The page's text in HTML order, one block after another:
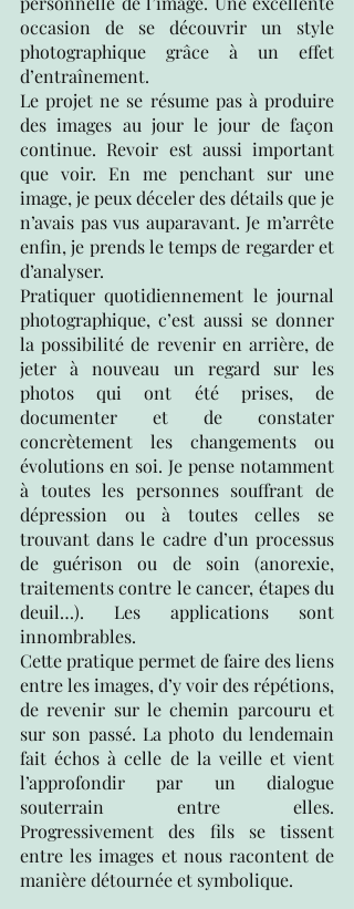
occasion de se découvrir un style
photographique grâce à un effet
d’entraînement.
Le projet ne se résume pas à produire
des images au jour le jour de façon
continue. Revoir est aussi important
que voir. En me penchant sur une
image, je peux déceler des détails que je
n’avais pas vus auparavant. Je m’arrête
enfin, je prends le temps de regarder et
d’analyser.
Pratiquer quotidiennement le journal
photographique, c’est aussi se donner
la possibilité de revenir en arrière, de
jeter à nouveau un regard sur les
photos qui ont été prises, de
documenter et de constater
concrètement les changements ou
évolutions en soi. Je pense notamment
à toutes les personnes souffrant de
dépression ou à toutes celles se
trouvant dans le cadre d’un processus
de guérison ou de soin (anorexie,
traitements contre le cancer, étapes du
deuil…). Les applications sont
innombrables.
Cette pratique permet de faire des liens
entre les images, d’y voir des répétions,
de revenir sur le chemin parcouru et
sur son passé. La photo du lendemain
fait échos à celle de la veille et vient
l’approfondir par un dialogue
souterrain entre elles.
Progressivement des fils se tissent
entre les images et nous racontent de
manière détournée et symbolique.